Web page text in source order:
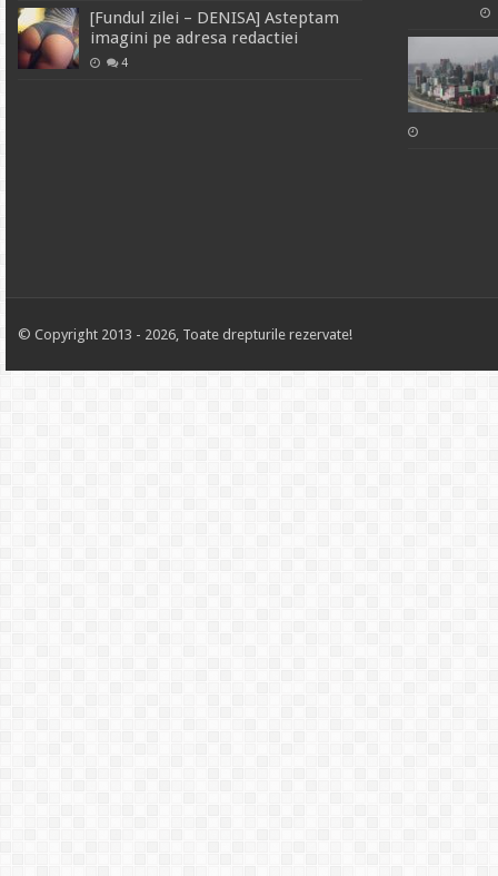
[Fundul zilei – DENISA] Asteptam
imagini pe adresa redactiei
4
© Copyright 2013 - 2026, Toate drepturile rezervate!